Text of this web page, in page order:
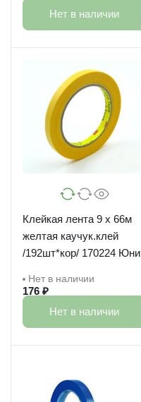
Нет в наличии
Клейкая лента 9 х 66м
желтая каучук.клей
/192шт*кор/ 170224 Юни
Нет в наличии
176 ₽
Нет в наличии